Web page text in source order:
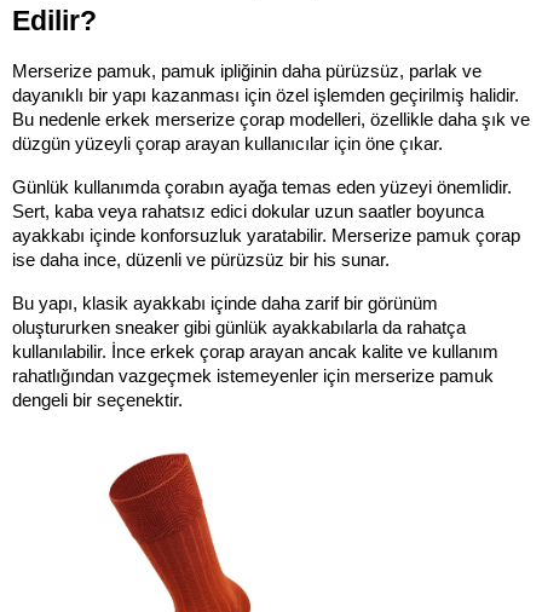
Edilir?
Merserize pamuk, pamuk ipliğinin daha pürüzsüz, parlak ve
dayanıklı bir yapı kazanması için özel işlemden geçirilmiş halidir.
Bu nedenle erkek merserize çorap modelleri, özellikle daha şık ve
düzgün yüzeyli çorap arayan kullanıcılar için öne çıkar.
Günlük kullanımda çorabın ayağa temas eden yüzeyi önemlidir.
Sert, kaba veya rahatsız edici dokular uzun saatler boyunca
ayakkabı içinde konforsuzluk yaratabilir. Merserize pamuk çorap
ise daha ince, düzenli ve pürüzsüz bir his sunar.
Bu yapı, klasik ayakkabı içinde daha zarif bir görünüm
oluştururken sneaker gibi günlük ayakkabılarla da rahatça
kullanılabilir. İnce erkek çorap arayan ancak kalite ve kullanım
rahatlığından vazgeçmek istemeyenler için merserize pamuk
dengeli bir seçenektir.